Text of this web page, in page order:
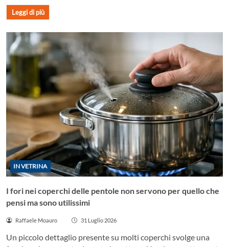
Leggi di più
IN VETRINA
I fori nei coperchi delle pentole non servono per quello che
pensi ma sono utilissimi
Raffaele Moauro 31 Luglio 2026
Un piccolo dettaglio presente su molti coperchi svolge una